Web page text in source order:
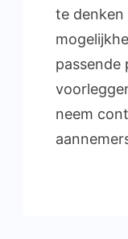
te denken
passende
neem